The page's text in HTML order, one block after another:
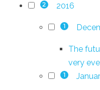
2 2016
1
The
very
1